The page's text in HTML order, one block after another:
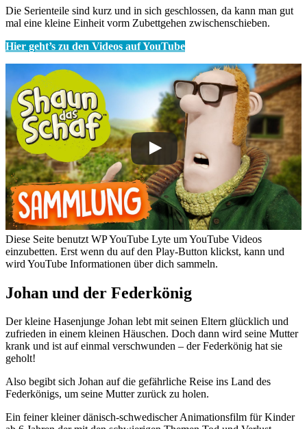
Die Serienteile sind kurz und in sich geschlossen, da kann man gut
mal eine kleine Einheit vorm Zubettgehen zwischenschieben.
Hier geht’s zu den Videos auf YouTube
Diese Seite benutzt WP YouTube Lyte um YouTube Videos
einzubetten. Erst wenn du auf den Play-Button klickst, kann und
wird YouTube Informationen über dich sammeln.
Johan und der Federkönig
Der kleine Hasenjunge Johan lebt mit seinen Eltern glücklich und
zufrieden in einem kleinen Häuschen. Doch dann wird seine Mutter
krank und ist auf einmal verschwunden – der Federkönig hat sie
geholt!
Also begibt sich Johan auf die gefährliche Reise ins Land des
Federkönigs, um seine Mutter zurück zu holen.
Ein feiner kleiner dänisch-schwedischer Animationsfilm für Kinder